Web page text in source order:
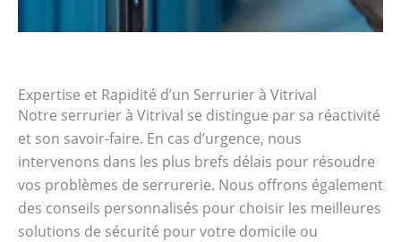
Expertise et Rapidité d’un Serrurier à Vitrival
Notre serrurier à Vitrival se distingue par sa réactivité
et son savoir-faire. En cas d’urgence, nous
intervenons dans les plus brefs délais pour résoudre
vos problèmes de serrurerie. Nous offrons également
des conseils personnalisés pour choisir les meilleures
solutions de sécurité pour votre domicile ou